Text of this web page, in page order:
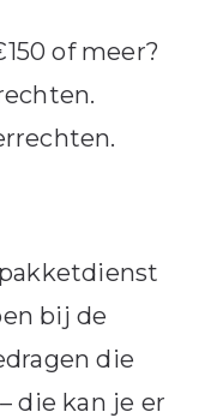
of meer?
bij de
die
die kan je er